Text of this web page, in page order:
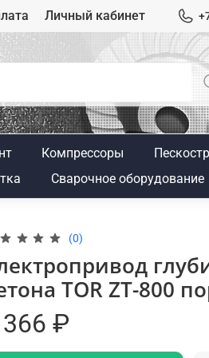
Личный кабинет
Компрессоры
Сварочное оборудование
(0)
TOR ZТ-800
₽